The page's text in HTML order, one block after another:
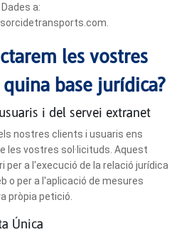
a:
les vostres
base jurídica?
i del servei extranet
nostres clients i usuaris ens
les vostres sol·licituds. Aquest
a l'execució de la relació jurídica
o per a l'aplicació de mesures
pròpia petició.
Única